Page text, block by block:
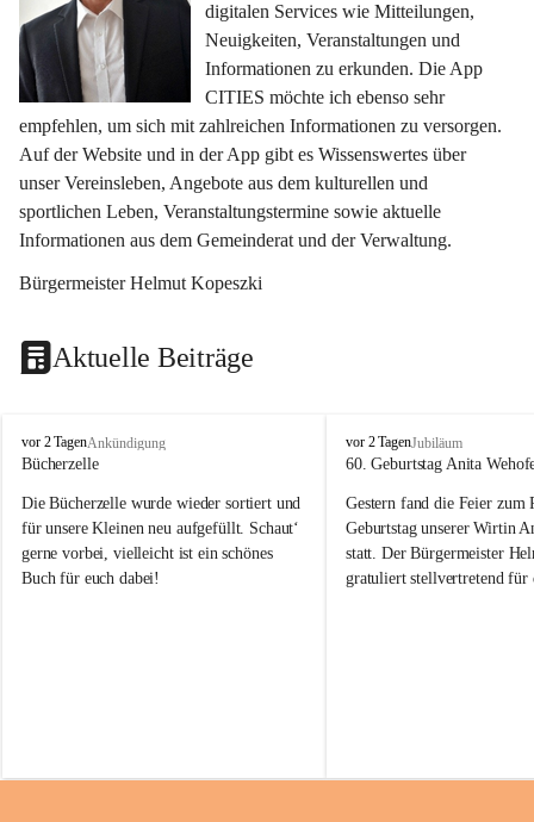
digitalen Services wie Mitteilungen,
Neuigkeiten, Veranstaltungen und
Informationen zu erkunden. Die App
CITIES möchte ich ebenso sehr
empfehlen, um sich mit zahlreichen Informationen zu versorgen.
Auf der Website und in der App gibt es Wissenswertes über
unser Vereinsleben, Angebote aus dem kulturellen und
sportlichen Leben, Veranstaltungstermine sowie aktuelle
Informationen aus dem Gemeinderat und der Verwaltung.
Bürgermeister Helmut Kopeszki
Aktuelle Beiträge
T
o
a
j
vor 2 TagenAnkündigung
Bücherzelle
Die Bücherzelle wurde wieder sortiert und
für unsere Kleinen neu aufgefüllt. Schaut‘
gerne vorbei, vielleicht ist ein schönes
Buch für euch dabei!
Wanduhr (!) benutzt und musste
T
o
a
j
vor 2 TagenJubiläum
60. Geburtstag Anita
Gestern fand die Feier zum
Geburtstag unserer Wirtin
statt. Der Bürgermeister
gratuliert stellvertretend für
Gesundheit, Gelassenheit